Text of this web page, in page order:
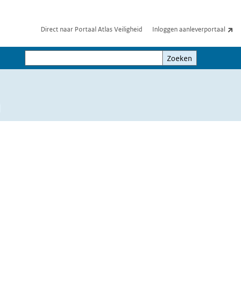
Direct naar Portaal Atlas Veiligheid Inloggen aanleverportaal
Zoeken
Zoeken